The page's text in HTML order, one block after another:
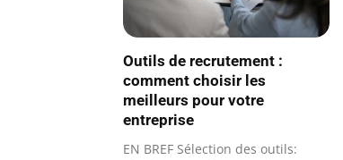
Outils de recrutement :
comment choisir les
meilleurs pour votre
entreprise
EN BREF Sélection des outils: